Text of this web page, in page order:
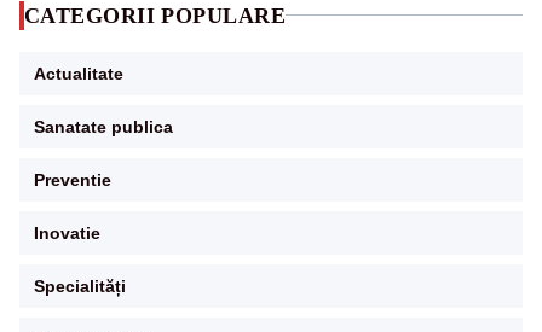
CATEGORII POPULARE
Actualitate
Sanatate publica
Preventie
Inovatie
Specialități